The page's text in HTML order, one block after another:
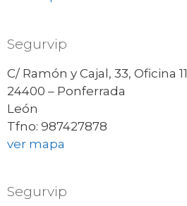
Segurvip
C/ Ramón y Cajal, 33, Oficina 11
24400 – Ponferrada
León
Tfno: 987427878
ver mapa
Segurvip